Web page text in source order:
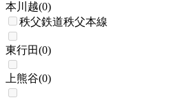
本川越(0)
秩父鉄道秩父本線
東行田(0)
上熊谷(0)